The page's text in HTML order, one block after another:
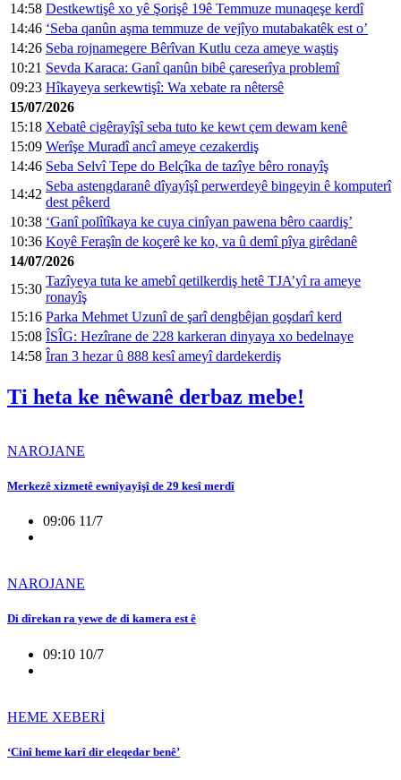
14:58 Destkewtişê xo yê Şorişê 19ê Temmuze munaqeşe kerdî
14:46 ‘Seba qanûn aşma temmuze de vejîyo mutabakatêk est o’
14:26 Seba rojnamegere Bêrîvan Kutlu ceza ameye waştiş
10:21 Sevda Karaca: Ganî qanûn bibê çareserîya problemî
09:23 Hîkayeya serkewtişî: Wa xebate ra nêtersê
15/07/2026
15:18 Xebatê cigêrayîşî seba tuto ke kewt çem dewam kenê
15:09 Werîşe Muradî ancî ameye cezakerdiş
14:46 Seba Selvî Tepe do Belçîka de tazîye bêro ronayîş
14:42
Seba astengdaranê dîyayîşî perwerdeyê bingeyin ê komputerî
dest pêkerd
10:38 ‘Ganî polîtîkaya ke cuya cinîyan pawena bêro caardiş’
10:36 Koyê Feraşîn de koçerê ke ko, va û demî pîya girêdanê
14/07/2026
15:30
Tazîyeya tuta ke amebî qetilkerdiş hetê TJA’yî ra ameye
ronayîş
15:16 Parka Mehmet Uzunî de şarî dengbêjan goşdarî kerd
15:08 ÎSÎG: Hezîrane de 228 karkeran dinyaya xo bedelnaye
14:58 Îran 3 hezar û 888 kesî ameyî dardekerdiş
Ti heta ke nêwanê derbaz mebe!
NAROJANE
Merkezê xizmetê ewnîyayîşî de 29 kesî merdî
09:06 11/7
NAROJANE
Di dîrekan ra yewe de di kamera est ê
09:10 10/7
HEME XEBERİ
‘Cinî heme karî dir eleqedar benê’